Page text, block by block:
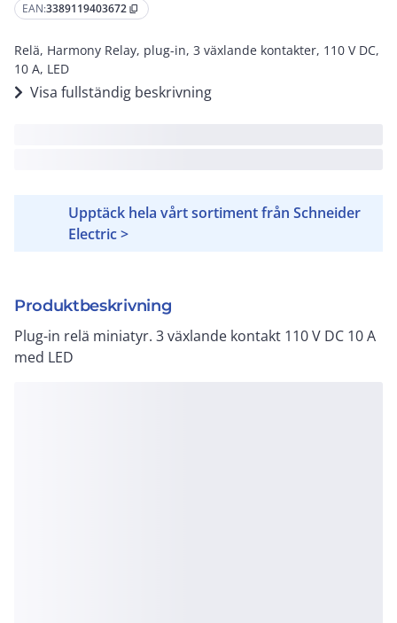
EAN:3389119403672 content_copy
Relä, Harmony Relay, plug-in, 3 växlande kontakter, 110 V DC,
10 A, LED
Visa fullständig beskrivning
Upptäck hela vårt sortiment från Schneider
Electric >
Produktbeskrivning
Plug-in relä miniatyr. 3 växlande kontakt 110 V DC 10 A
med LED